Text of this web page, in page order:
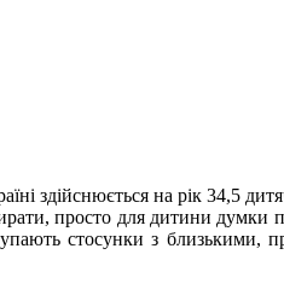
здійснюється на рік 34,5
просто для дитини думки
стосунки з близькими,